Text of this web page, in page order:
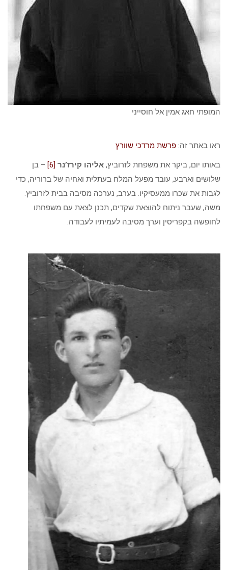
המופתי חאג אמין אל חוסייני
ראו באתר זה: פרשת מרדכי שוורץ
באותו יום, ביקר את משפחת לזרוביץ, אליהו קירז’נר [6]
– בן
שלושים וארבע, עובד מפעל המלח בעתלית ואחיה של ברוריה, כדי
לגבות את שכרו ממעסיקיו. בערב, נערכה מסיבה בבית לזרוביץ.
משה, שעבר ניתוח להוצאת שקדים, תכנן לצאת עם משפחתו
לחופשה בקפריסין וערך מסיבה לעמיתיו לעבודה.